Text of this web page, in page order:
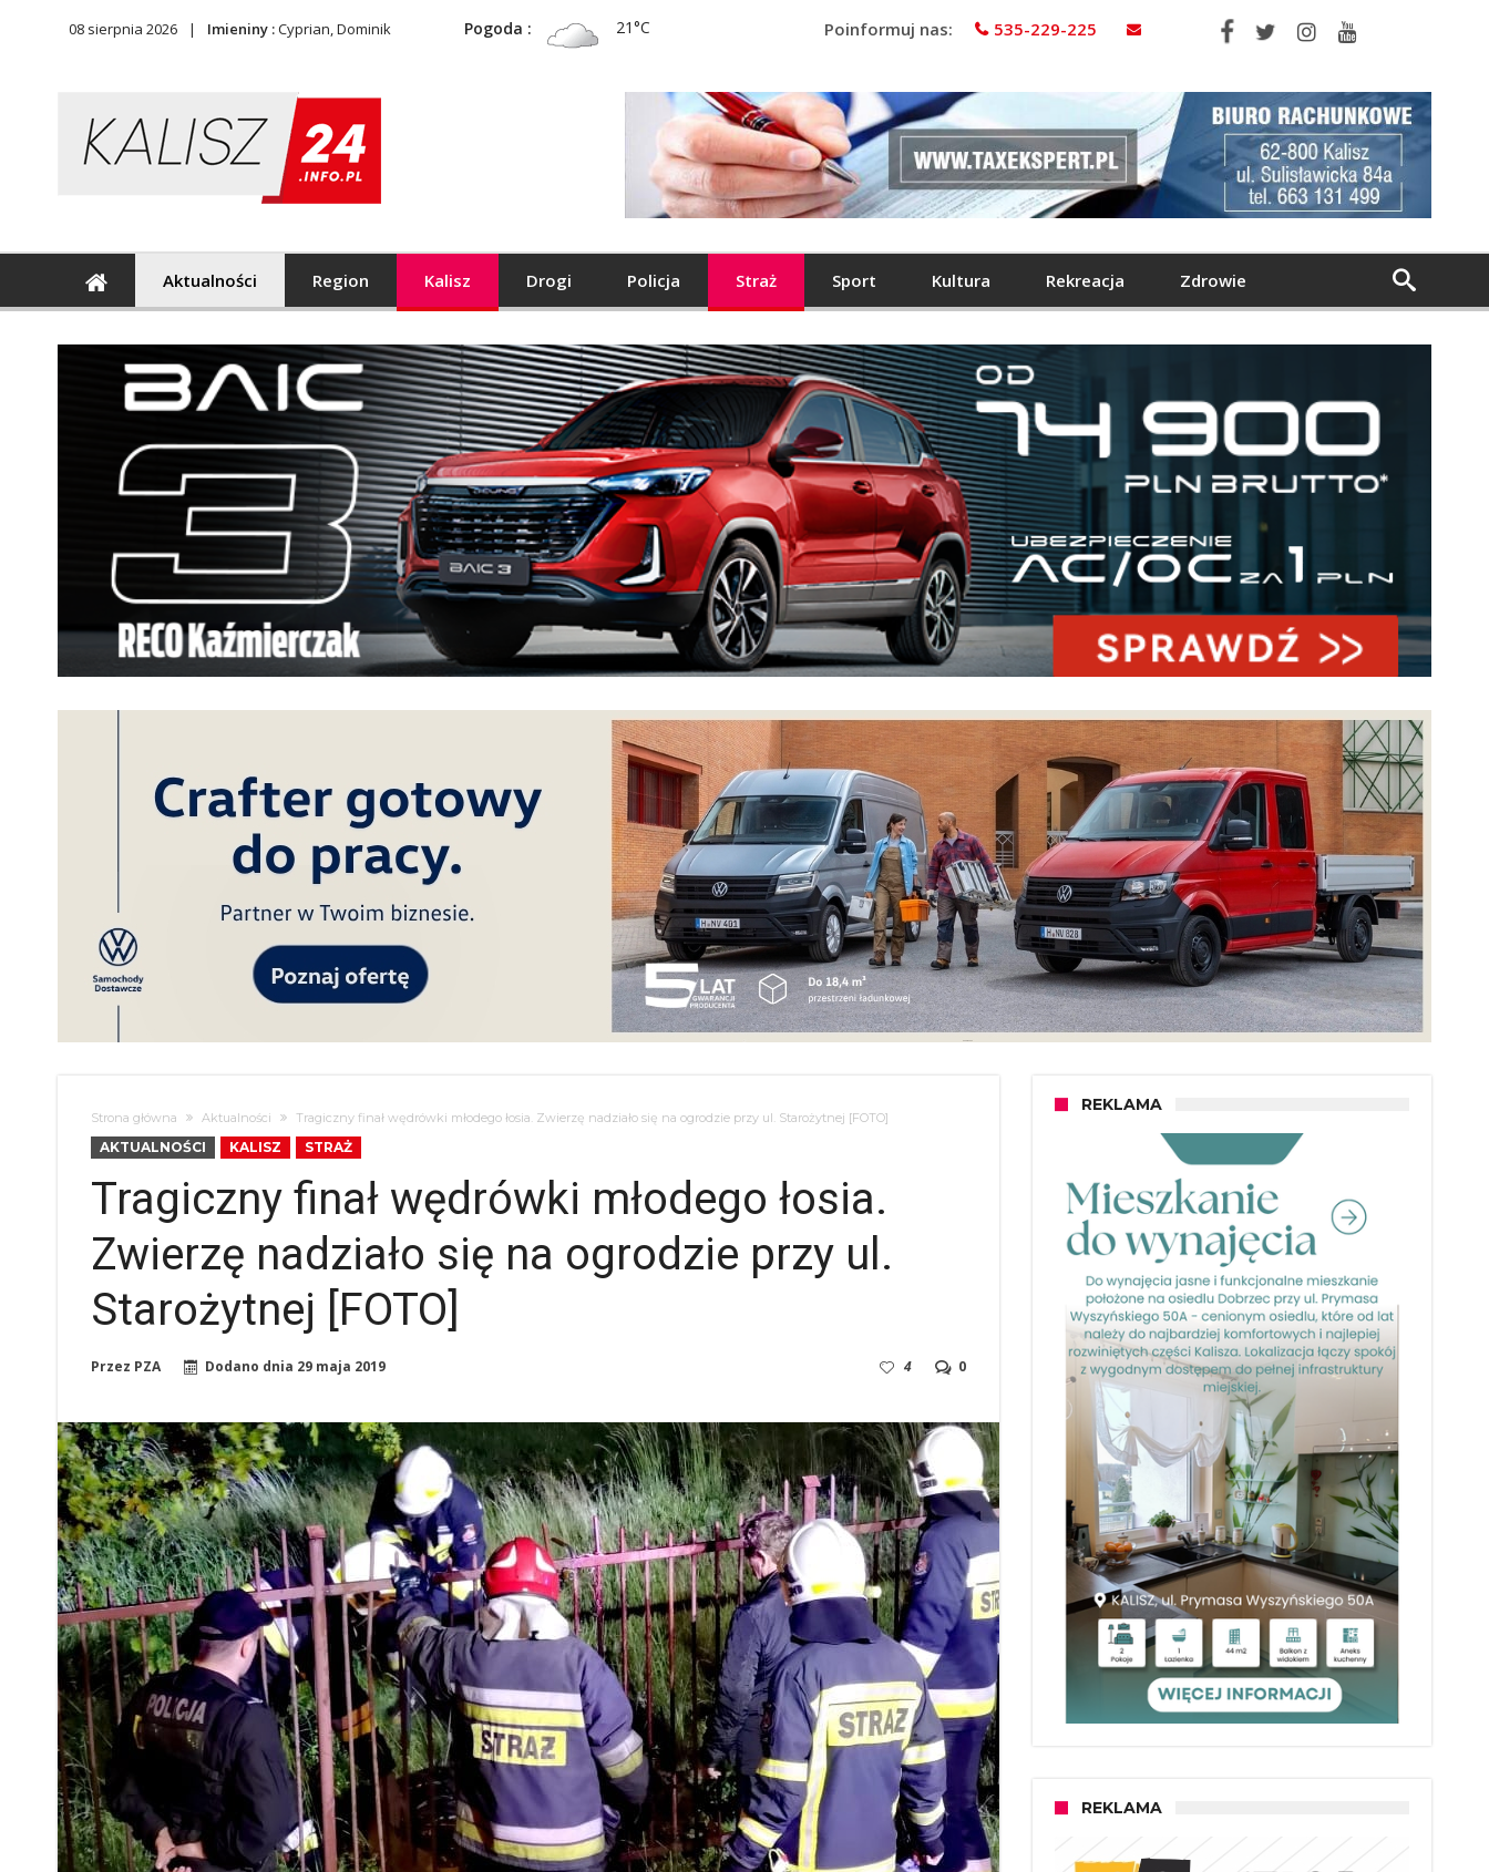
08 sierpnia 2026 Imieniny :Cyprian, Dominik Pogoda : 21°C Poinformuj nas: 535-229-225
Aktualności Region Kalisz Drogi Policja Straż Sport Kultura Rekreacja Zdrowie
Strona główna Aktualności Tragiczny finał wędrówki młodego łosia. Zwierzę nadziało się na ogrodzie przy ul. Starożytnej [FOTO]
AKTUALNOŚCI KALISZ STRAŻ
Tragiczny finał wędrówki młodego łosia.
Zwierzę nadziało się na ogrodzie przy ul.
Starożytnej [FOTO]
Przez PZA Dodano dnia 29 maja 2019 0
4
REKLAMA
REKLAMA